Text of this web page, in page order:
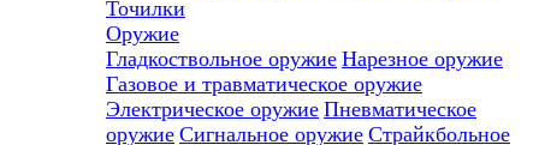
Точилки
Оружие
Гладкоствольное оружие Нарезное оружие
Газовое и травматическое оружие
Электрическое оружие Пневматическое
оружие Сигнальное оружие Страйкбольное